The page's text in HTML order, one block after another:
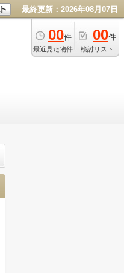
最終更新：2026年08月07日
00件
最近見た物件
00件
検討リスト